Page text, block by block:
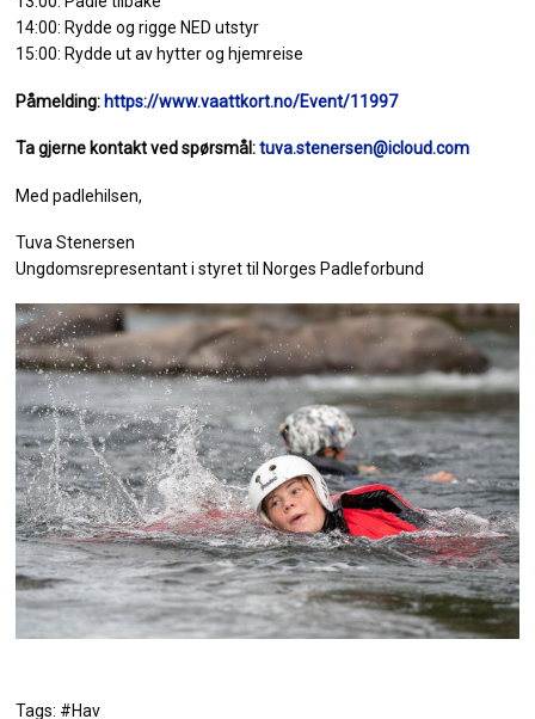
14:00: Rydde og rigge NED utstyr
15:00: Rydde ut av hytter og hjemreise
Påmelding:https://www.vaattkort.no/Event/11997
Ta gjerne kontakt ved spørsmål:tuva.stenersen@icloud.com
Med padlehilsen,
Tuva Stenersen
Ungdomsrepresentant i styret til Norges Padleforbund
Tags: #Hav